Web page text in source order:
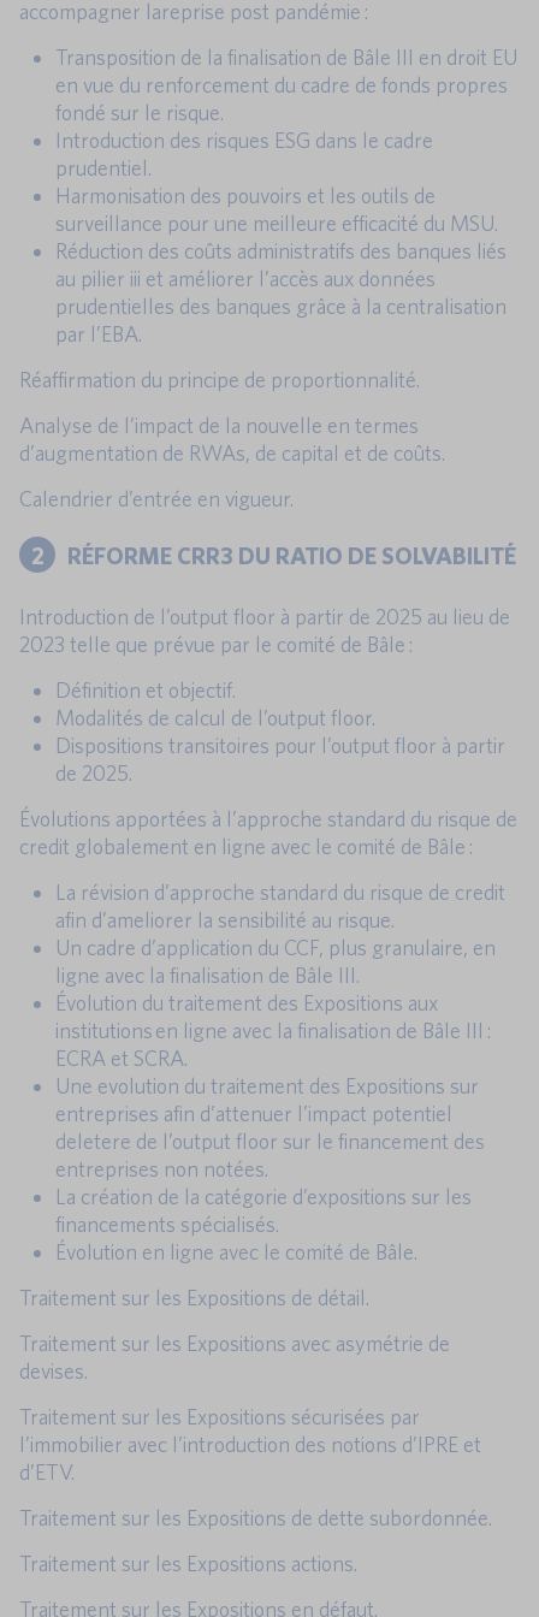
accompagner lareprise post pandémie :
Transposition de la finalisation de Bâle III en droit EU
en vue du renforcement du cadre de fonds propres
fondé sur le risque.
Introduction des risques ESG dans le cadre
prudentiel.
Harmonisation des pouvoirs et les outils de
surveillance pour une meilleure efficacité du MSU.
Réduction des coûts administratifs des banques liés
au pilier iii et améliorer l’accès aux données
prudentielles des banques grâce à la centralisation
par l’EBA.
Réaffirmation du principe de proportionnalité.
Analyse de l’impact de la nouvelle en termes
d’augmentation de RWAs, de capital et de coûts.
Calendrier d’entrée en vigueur.
2 RÉFORME CRR3 DU RATIO DE SOLVABILITÉ
Introduction de l’output floor à partir de 2025 au lieu de
2023 telle que prévue par le comité de Bâle :
Définition et objectif.
Modalités de calcul de l’output floor.
Dispositions transitoires pour l’output floor à partir
de 2025.
Évolutions apportées à l’approche standard du risque de
credit globalement en ligne avec le comité de Bâle :
La révision d’approche standard du risque de credit
afin d’ameliorer la sensibilité au risque.
Un cadre d’application du CCF, plus granulaire, en
ligne avec la finalisation de Bâle III.
Évolution du traitement des Expositions aux
institutions en ligne avec la finalisation de Bâle III :
ECRA et SCRA.
Une evolution du traitement des Expositions sur
entreprises afin d’attenuer l’impact potentiel
deletere de l’output floor sur le financement des
entreprises non notées.
La création de la catégorie d’expositions sur les
financements spécialisés.
Évolution en ligne avec le comité de Bâle.
Traitement sur les Expositions de détail.
Traitement sur les Expositions avec asymétrie de
devises.
Traitement sur les Expositions sécurisées par
l’immobilier avec l’introduction des notions d’IPRE et
d’ETV.
Traitement sur les Expositions de dette subordonnée.
Traitement sur les Expositions actions.
Traitement sur les Expositions en défaut.